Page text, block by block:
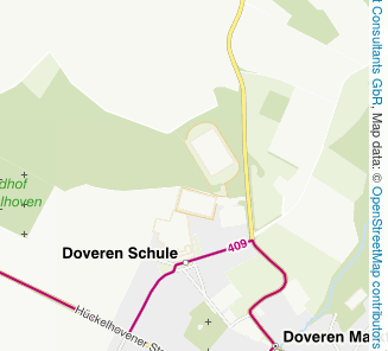
, Map data: ©
OpenStreetMap contributors